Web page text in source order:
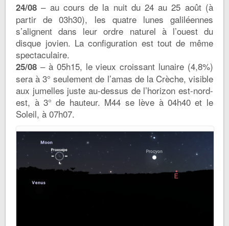
24/08 – au cours de la nuit du 24 au 25 août (à
partir de 03h30), les quatre lunes galiléennes
s’alignent dans leur ordre naturel à l’ouest du
disque jovien. La configuration est tout de même
spectaculaire.
25/08 – à 05h15, le vieux croissant lunaire (4,8%)
sera à 3° seulement de l’amas de la Crèche, visible
aux jumelles juste au-dessus de l’horizon est-nord-
est, à 3° de hauteur. M44 se lève à 04h40 et le
Soleil, à 07h07.